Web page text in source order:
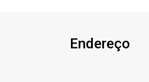
Endereço